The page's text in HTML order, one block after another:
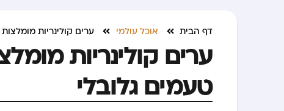
דף הבית אוכל עולמי ערים קולינריות
ערים קולינריות
טעמים גלובלי